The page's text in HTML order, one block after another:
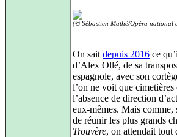
(© Sébastien Mathé/Opéra national
On sait depuis 2016 ce
d’Alex Ollé, de sa
espagnole, avec son
l’on ne voit que
l’absence de direction
eux‑mêmes. Mais
de réunir les plus grands
Trouvère, on attendait tout